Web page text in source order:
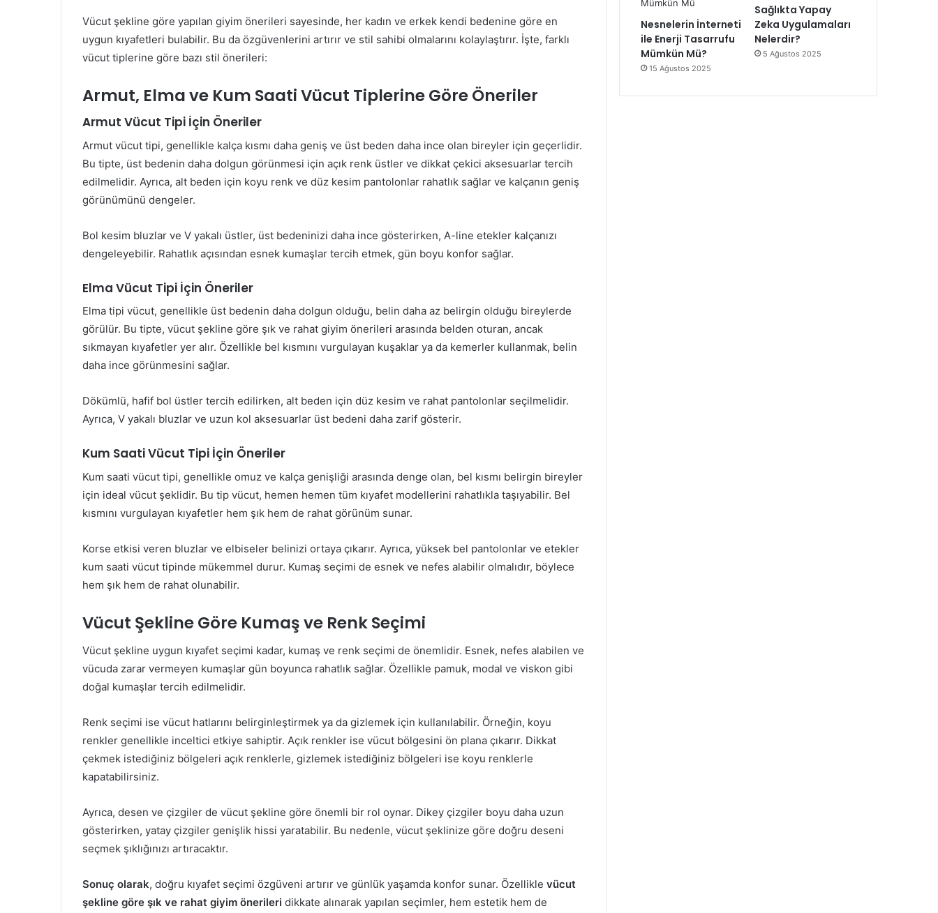
Vücut şekline göre yapılan giyim önerileri sayesinde, her kadın ve erkek kendi bedenine göre en
uygun kıyafetleri bulabilir. Bu da özgüvenlerini artırır ve stil sahibi olmalarını kolaylaştırır. İşte, farklı
vücut tiplerine göre bazı stil önerileri:
Armut, Elma ve Kum Saati Vücut Tiplerine Göre Öneriler
Armut Vücut Tipi İçin Öneriler
Armut vücut tipi, genellikle kalça kısmı daha geniş ve üst beden daha ince olan bireyler için geçerlidir.
Bu tipte, üst bedenin daha dolgun görünmesi için açık renk üstler ve dikkat çekici aksesuarlar tercih
edilmelidir. Ayrıca, alt beden için koyu renk ve düz kesim pantolonlar rahatlık sağlar ve kalçanın geniş
görünümünü dengeler.
Bol kesim bluzlar ve V yakalı üstler, üst bedeninizi daha ince gösterirken, A-line etekler kalçanızı
dengeleyebilir. Rahatlık açısından esnek kumaşlar tercih etmek, gün boyu konfor sağlar.
Elma Vücut Tipi İçin Öneriler
Elma tipi vücut, genellikle üst bedenin daha dolgun olduğu, belin daha az belirgin olduğu bireylerde
görülür. Bu tipte, vücut şekline göre şık ve rahat giyim önerileri arasında belden oturan, ancak
sıkmayan kıyafetler yer alır. Özellikle bel kısmını vurgulayan kuşaklar ya da kemerler kullanmak, belin
daha ince görünmesini sağlar.
Dökümlü, hafif bol üstler tercih edilirken, alt beden için düz kesim ve rahat pantolonlar seçilmelidir.
Ayrıca, V yakalı bluzlar ve uzun kol aksesuarlar üst bedeni daha zarif gösterir.
Kum Saati Vücut Tipi İçin Öneriler
Kum saati vücut tipi, genellikle omuz ve kalça genişliği arasında denge olan, bel kısmı belirgin bireyler
için ideal vücut şeklidir. Bu tip vücut, hemen hemen tüm kıyafet modellerini rahatlıkla taşıyabilir. Bel
kısmını vurgulayan kıyafetler hem şık hem de rahat görünüm sunar.
Korse etkisi veren bluzlar ve elbiseler belinizi ortaya çıkarır. Ayrıca, yüksek bel pantolonlar ve etekler
kum saati vücut tipinde mükemmel durur. Kumaş seçimi de esnek ve nefes alabilir olmalıdır, böylece
hem şık hem de rahat olunabilir.
Vücut Şekline Göre Kumaş ve Renk Seçimi
Vücut şekline uygun kıyafet seçimi kadar, kumaş ve renk seçimi de önemlidir. Esnek, nefes alabilen ve
vücuda zarar vermeyen kumaşlar gün boyunca rahatlık sağlar. Özellikle pamuk, modal ve viskon gibi
doğal kumaşlar tercih edilmelidir.
Renk seçimi ise vücut hatlarını belirginleştirmek ya da gizlemek için kullanılabilir. Örneğin, koyu
renkler genellikle inceltici etkiye sahiptir. Açık renkler ise vücut bölgesini ön plana çıkarır. Dikkat
çekmek istediğiniz bölgeleri açık renklerle, gizlemek istediğiniz bölgeleri ise koyu renklerle
kapatabilirsiniz.
Ayrıca, desen ve çizgiler de vücut şekline göre önemli bir rol oynar. Dikey çizgiler boyu daha uzun
gösterirken, yatay çizgiler genişlik hissi yaratabilir. Bu nedenle, vücut şeklinize göre doğru deseni
seçmek şıklığınızı artıracaktır.
Sonuç olarak, doğru kıyafet seçimi özgüveni artırır ve günlük yaşamda konfor sunar. Özellikle vücut
şekline göre şık ve rahat giyim önerileri dikkate alınarak yapılan seçimler, hem estetik hem de
Nesnelerin İnterneti
ile Enerji Tasarrufu
Mümkün Mü?
15 Ağustos 2025
Sağlıkta Yapay
Zeka Uygulamaları
Nelerdir?
5 Ağustos 2025